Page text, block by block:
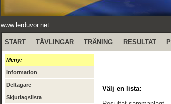
www.lerduvor.net
START TÄVLINGAR TRÄNING RESULTAT
Meny:
Information
Deltagare
Skjutlagslista
Välj en lista: